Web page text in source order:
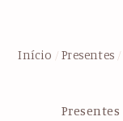
Início /Presentes /